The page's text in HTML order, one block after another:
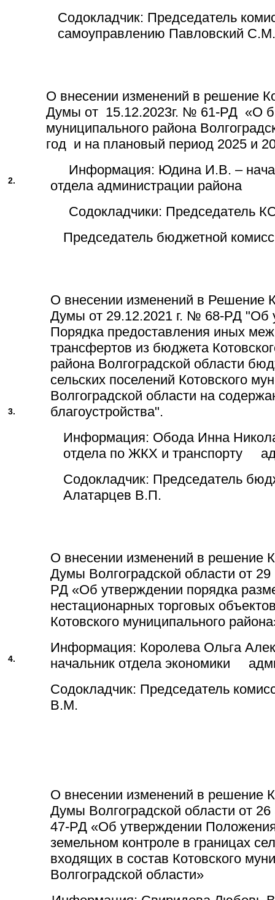
Содокладчик: Председатель
самоуправлению Павловский С.М.
2.
О внесении изменений в решение
Думы от 15.12.2023г. № 61-РД «О
муниципального района
год и на плановый период 2025 и
Информация: Юдина И.В. –
отдела администрации района
Содокладчики: Председатель
Председатель бюджетной
3.
О внесении изменений в Решение
Думы от 29.12.2021 г. № 68-РД "Об
Порядка предоставления иных
трансфертов из бюджета
района Волгоградской области
сельских поселений Котовского
Волгоградской области на
благоустройства".
Информация: Обода Инна
отдела по ЖКХ и транспорту
Содокладчик: Председатель
Алатарцев В.П.
4.
О внесении изменений в решение
Думы Волгоградской области от
РД «Об утверждении порядка
нестационарных торговых
Котовского муниципального
Информация: Королева Ольга
начальник отдела экономики
Содокладчик: Председатель
В.М.
О внесении изменений в решение
Думы Волгоградской области от
47-РД «Об утверждении
земельном контроле в границах
входящих в состав Котовского
Волгоградской области»